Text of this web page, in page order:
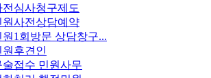
전심사청구제도
원사전상담예약
원1회방문 상담창구...
원후견인
술접수 민원사무